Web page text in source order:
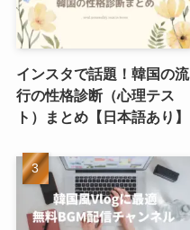
インスタで話題！韓国の流
行の性格診断（心理テス
ト）まとめ【日本語あり】